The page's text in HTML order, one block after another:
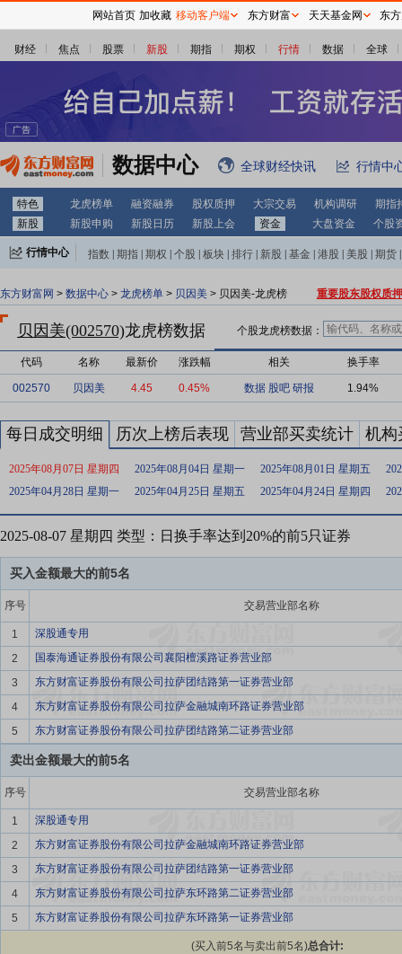
财经 焦点 股票 新股 期指 期权 行情 数据 全球
数据中心 全球财经快讯 行情中
特色 龙虎榜单 融资融券 股权质押 大宗交易 机构调研
期指
新股
新股申购 新股日历 新股上会 资金 大盘资金 个股
行情中心 指数 期指 期权 个股 板块 排行 新股 基金 港股 美股 期货
东方财富网 > 数据中心 > 龙虎榜单 > 贝因美 > 贝因美-龙虎榜 重要股东股权质
贝因美(002570)龙虎榜数据 个股龙虎榜数据：
代码 名称 最新价 涨跌幅 相关 换手率
002570 贝因美 4.45 0.45% 数据 股吧 研报 1.94%
每日成交明细 历次上榜后表现 营业部买卖统计 机构
2025年08月07日 星期四 2025年08月04日 星期一 2025年08月01日 星期五
2025年04月28日 星期一
2025年04月25日 星期五 2025年04月24日 星期四
2025-08-07 星期四 类型：日换手率达到20%的前5只证券
买入金额最大的前5名
序号 交易营业部名称
1
深股通专用
2
国泰海通证券股份有限公司襄阳檀溪路证券营业部
3
东方财富证券股份有限公司拉萨团结路第一证券营业部
4
东方财富证券股份有限公司拉萨金融城南环路证券营业部
5
东方财富证券股份有限公司拉萨团结路第二证券营业部
卖出金额最大的前5名
序号 交易营业部名称
1
深股通专用
2
东方财富证券股份有限公司拉萨金融城南环路证券营业部
3
东方财富证券股份有限公司拉萨团结路第一证券营业部
4
东方财富证券股份有限公司拉萨东环路第二证券营业部
5
东方财富证券股份有限公司拉萨东环路第一证券营业部
(买入前5名与卖出前5名)总合计:
网站首页 加收藏 移动客户端 东方财富 天天基金网 东